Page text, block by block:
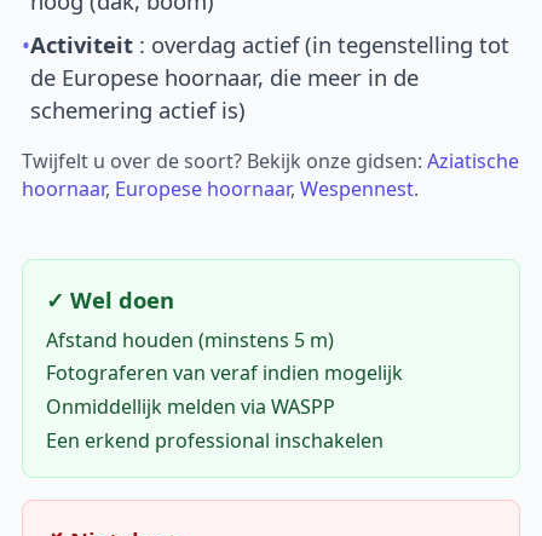
•Activiteit : overdag actief (in tegenstelling tot
de Europese hoornaar, die meer in de
schemering actief is)
Twijfelt u over de soort? Bekijk onze gidsen:Aziatische
hoornaar, Europese hoornaar,Wespennest.
✓ Wel doen
Afstand houden (minstens 5 m)
Fotograferen van veraf indien mogelijk
Onmiddellijk melden via WASPP
Een erkend professional inschakelen